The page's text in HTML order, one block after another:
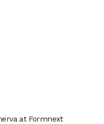
at Formnext